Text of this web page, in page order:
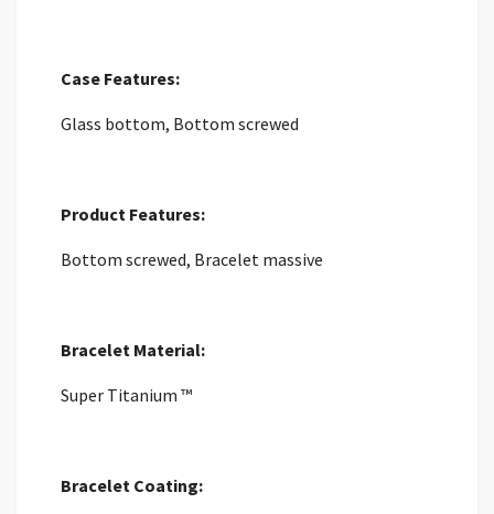
Case Features:
Glass bottom, Bottom screwed
Product Features:
Bottom screwed, Bracelet massive
Bracelet Material:
Super Titanium ™
Bracelet Coating: